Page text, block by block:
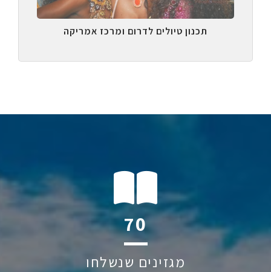
תכנון טיולים לדרום ומרכז אמריקה
106
מגזינים שנשלחו